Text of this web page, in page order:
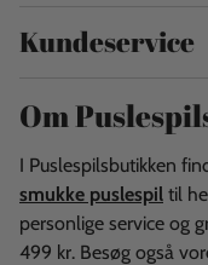
Kundeservice
Om
I Puslespilsbutikken
smukke puslespil til
personlige service og
499 kr. Besøg også